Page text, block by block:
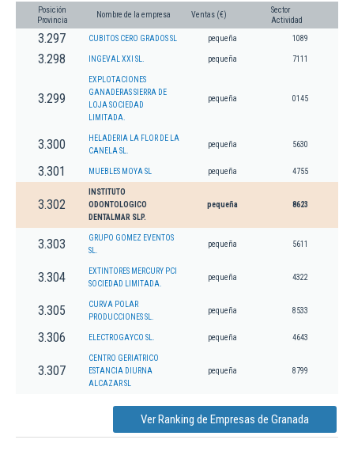
Posición
Provincia
Nombre de la empresa Ventas (€)
Sector
Actividad
3.297 CUBITOS CERO GRADOS SL pequeña 1089
3.298 INGEVAL XXI SL. pequeña 7111
3.299
EXPLOTACIONES
GANADERAS SIERRA DE
LOJA SOCIEDAD
LIMITADA.
pequeña 0145
3.300
HELADERIA LA FLOR DE LA
CANELA SL.
pequeña 5630
3.301 MUEBLES MOYA SL pequeña 4755
3.302
INSTITUTO
ODONTOLOGICO
DENTALMAR SLP.
pequeña 8623
3.303
GRUPO GOMEZ EVENTOS
SL.
pequeña 5611
3.304
EXTINTORES MERCURY PCI
SOCIEDAD LIMITADA.
pequeña 4322
3.305
CURVA POLAR
PRODUCCIONES SL.
pequeña 8533
3.306 ELECTROGAYCO SL. pequeña 4643
3.307
CENTRO GERIATRICO
ESTANCIA DIURNA
ALCAZAR SL
pequeña 8799
Ver Ranking de Empresas de Granada